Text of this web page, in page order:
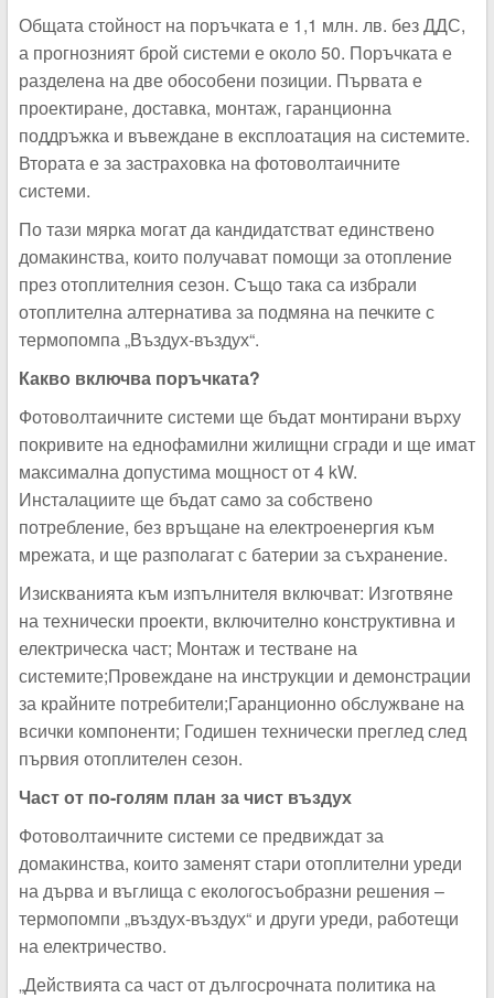
Общата стойност на поръчката е 1,1 млн. лв. без ДДС,
а прогнозният брой системи е около 50. Поръчката е
разделена на две обособени позиции. Първата е
проектиране, доставка, монтаж, гаранционна
поддръжка и въвеждане в експлоатация на системите.
Втората е за застраховка на фотоволтаичните
системи.
По тази мярка могат да кандидатстват единствено
домакинства, които получават помощи за отопление
през отоплителния сезон. Също така са избрали
отоплителна алтернатива за подмяна на печките с
термопомпа „Въздух-въздух“.
Какво включва поръчката?
Фотоволтаичните системи ще бъдат монтирани върху
покривите на еднофамилни жилищни сгради и ще имат
максимална допустима мощност от 4 kW.
Инсталациите ще бъдат само за собствено
потребление, без връщане на електроенергия към
мрежата, и ще разполагат с батерии за съхранение.
Изискванията към изпълнителя включват: Изготвяне
на технически проекти, включително конструктивна и
електрическа част; Монтаж и тестване на
системите;Провеждане на инструкции и демонстрации
за крайните потребители;Гаранционно обслужване на
всички компоненти; Годишен технически преглед след
първия отоплителен сезон.
Част от по-голям план за чист въздух
Фотоволтаичните системи се предвиждат за
домакинства, които заменят стари отоплителни уреди
на дърва и въглища с екологосъобразни решения –
термопомпи „въздух-въздух“ и други уреди, работещи
на електричество.
„Действията са част от дългосрочната политика на